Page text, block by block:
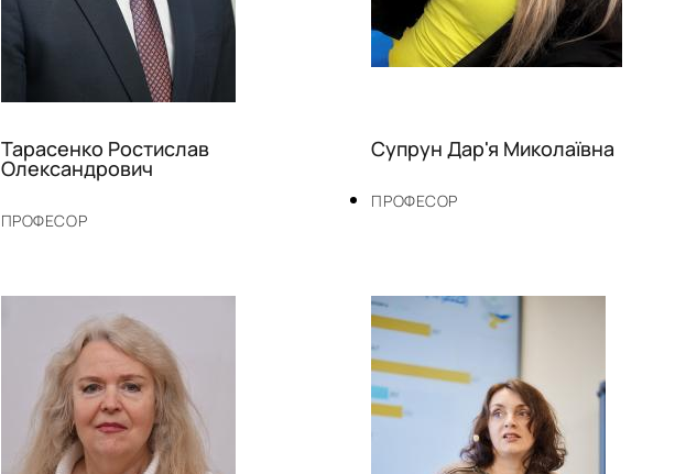
ПРОФЕСОР
Тарасенко Ростислав
Олександрович
ПРОФЕСОР
Супрун Дар'я Миколаївна